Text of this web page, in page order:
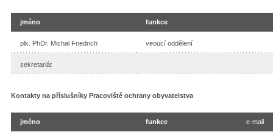
jméno funkce
plk. PhDr. Michal Friedrich veoucí oddělení
sekretariát
Kontakty na příslušníky Pracoviště ochrany obyvatelstva
jméno funkce e-mail